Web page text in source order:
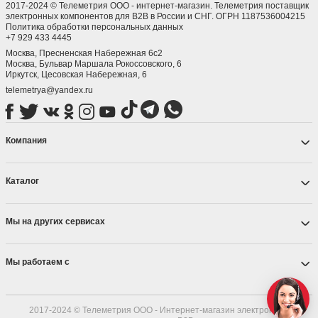
2017-2024 © Телеметрия ООО - интернет-магазин. Телеметрия поставщик
электронных компонентов для B2B в России и СНГ. ОГРН 1187536004215
Политика обработки персональных данных
+7 929 433 4445
Москва, Пресненская Набережная 6с2
Москва, ​Бульвар Маршала Рокоссовского, 6
Иркутск, ​Цесовская Набережная, 6
telemetrya@yandex.ru
Компания
Каталог
Мы на других сервисах
Мы работаем с
2017-2024 © Телеметрия ООО - Интернет-магазин электронных